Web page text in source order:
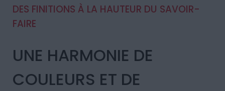
DES FINITIONS À LA HAUTEUR DU SAVOIR-
FAIRE
UNE HARMONIE DE
COULEURS ET DE